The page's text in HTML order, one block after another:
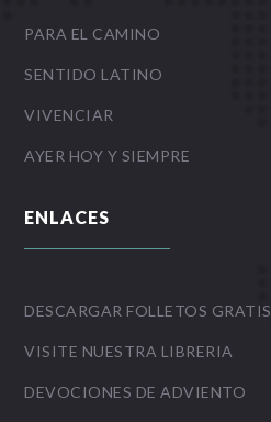
PARA EL CAMINO
SENTIDO LATINO
VIVENCIAR
AYER HOY Y SIEMPRE
ENLACES
DESCARGAR FOLLETOS GRATIS
VISITE NUESTRA LIBRERIA
DEVOCIONES DE ADVIENTO